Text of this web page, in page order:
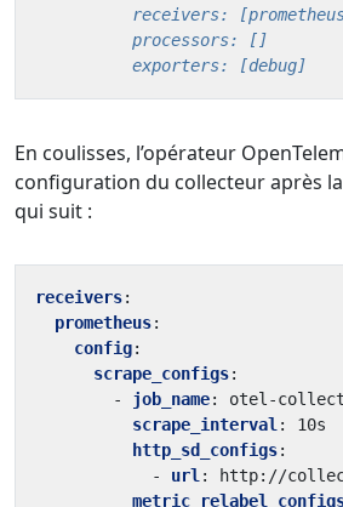
          exporters: [debug]
En coulisses, l’opérateur
configuration du collecteur après
qui suit :
receivers:
prometheus:
config:
scrape_configs:
- job_name:
otel-
scrape_interval :
10s
http_sd_configs:
- url :
http://